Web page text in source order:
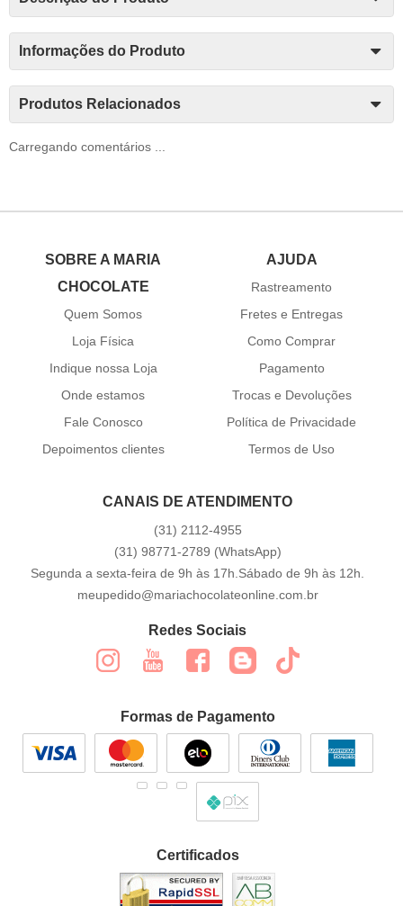
Informações do Produto
Produtos Relacionados
Carregando comentários ...
SOBRE A MARIA
CHOCOLATE
Quem Somos
Loja Física
Indique nossa Loja
Onde estamos
Fale Conosco
Depoimentos clientes
AJUDA
Rastreamento
Fretes e Entregas
Como Comprar
Pagamento
Trocas e Devoluções
Política de Privacidade
Termos de Uso
CANAIS DE ATENDIMENTO
(31) 2112-4955
(31) 98771-2789 (WhatsApp)
Segunda a sexta-feira de 9h às 17h.Sábado de 9h às 12h.
meupedido@mariachocolateonline.com.br
Redes Sociais
Formas de Pagamento
Certificados